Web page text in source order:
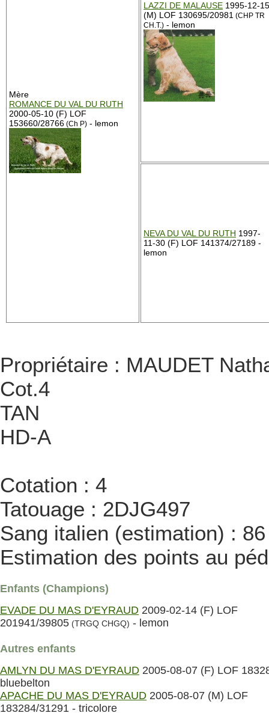
Mère
ROMANCE DU VAL DU RUTH
2000-05-10 (F) LOF
153660/28766 (Ch P) - lemon
LAZZI DE MALAUSE 1995-12-15
(M) LOF 130695/20981 (CHP TR
CH.T.) - lemon
NEVA DU VAL DU RUTH 1997-
11-30 (F) LOF 141374/27189 -
lemon
Propriétaire : MAUDET
Cot.4
TAN
HD-A
Cotation : 4
Tatouage : 2DJG497
Sang italien (estimation) :
Estimation des points au
Enfants (Champions)
EVADE DU MAS D'EYRAUD 2009-02-14 (F) LOF
201941/39805 (TRGQ CHGQ) - lemon
Autres enfants
AMLYN DU MAS D'EYRAUD 2005-08-07 (F) LOF
bluebelton
APACHE DU MAS D'EYRAUD 2005-08-07 (M) LOF
183284/31291 - tricolore